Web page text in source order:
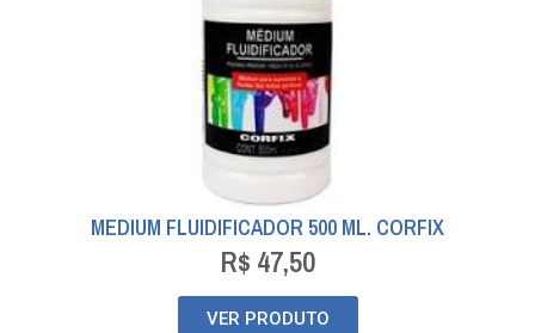
MEDIUM FLUIDIFICADOR 500 ML. CORFIX
R$ 47,50
VER PRODUTO